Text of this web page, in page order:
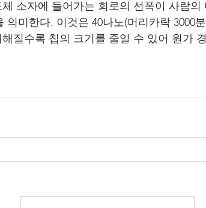
소자에 들어가는 회로의 선폭이 사람의
의미한다. 이것은 40나노(머리카락 3000
질수록 칩의 크기를 줄일 수 있어 원가